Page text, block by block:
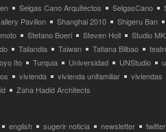
Selgas Cano Arquitectos SelgasCano
Pavilion Shanghai 2010
Shigeru Ban
Stefano Boeri Steven Holl
Studio
Tailandia Taiwan Tatiana Bilbao
Ito Turquia Universidad UNStudio
vivienda vivienda unifamiliar
viviendas
Zaha Hadid Architects
english sugerir noticia newsletter twitter